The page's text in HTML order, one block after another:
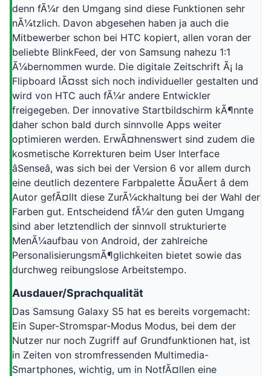
denn fÃ¼r den Umgang sind diese Funktionen sehr
nÃ¼tzlich. Davon abgesehen haben ja auch die
Mitbewerber schon bei HTC kopiert, allen voran der
beliebte BlinkFeed, der von Samsung nahezu 1:1
Ã¼bernommen wurde. Die digitale Zeitschrift Ã¡ la
Flipboard lÃ¤sst sich noch individueller gestalten und
wird von HTC auch fÃ¼r andere Entwickler
freigegeben. Der innovative Startbildschirm kÃ¶nnte
daher schon bald durch sinnvolle Apps weiter
optimieren werden. ErwÃ¤hnenswert sind zudem die
kosmetische Korrekturen beim User Interface
âSenseâ, was sich bei der Version 6 vor allem durch
eine deutlich dezentere Farbpalette Ã¤uÃert â dem
Autor gefÃ¤llt diese ZurÃ¼ckhaltung bei der Wahl der
Farben gut. Entscheidend fÃ¼r den guten Umgang
sind aber letztendlich der sinnvoll strukturierte
MenÃ¼aufbau von Android, der zahlreiche
PersonalisierungsmÃ¶glichkeiten bietet sowie das
durchweg reibungslose Arbeitstempo.
Ausdauer/Sprachqualität
Das Samsung Galaxy S5 hat es bereits vorgemacht:
Ein Super-Stromspar-Modus Modus, bei dem der
Nutzer nur noch Zugriff auf Grundfunktionen hat, ist
in Zeiten von stromfressenden Multimedia-
Smartphones, wichtig, um in NotfÃ¤llen eine